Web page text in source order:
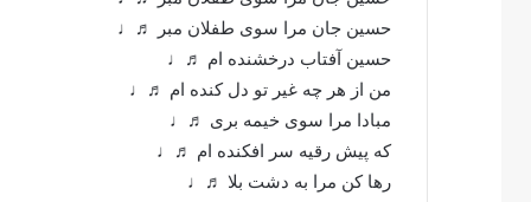
حسین جان مرا سوی طفلان مبر ♬♩
حسین آفتاب درخشنده ام ♬♩
من از هر چه غیر تو دل کنده ام ♬♩
مبادا مرا سوی خیمه بری ♬♩
که پیش رقیه سر افکنده ام ♬♩
رها کن مرا به دشت بلا ♬♩